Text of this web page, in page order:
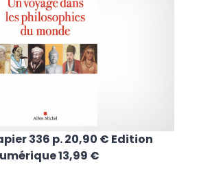
336 p. 20,90 € Edition
13,99 €